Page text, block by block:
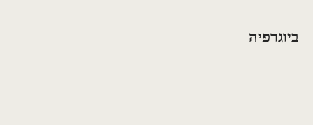
ביוגרפיה